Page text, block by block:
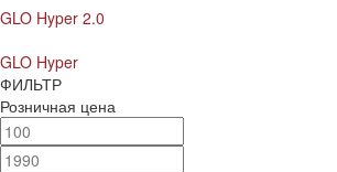
GLO Hyper 2.0
GLO Hyper
ФИЛЬТР
Розничная цена